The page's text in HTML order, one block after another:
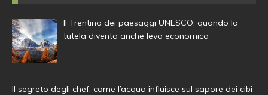
Il Trentino dei paesaggi UNESCO: quando la
tutela diventa anche leva economica
Il segreto degli chef: come l’acqua influisce sul sapore dei cibi